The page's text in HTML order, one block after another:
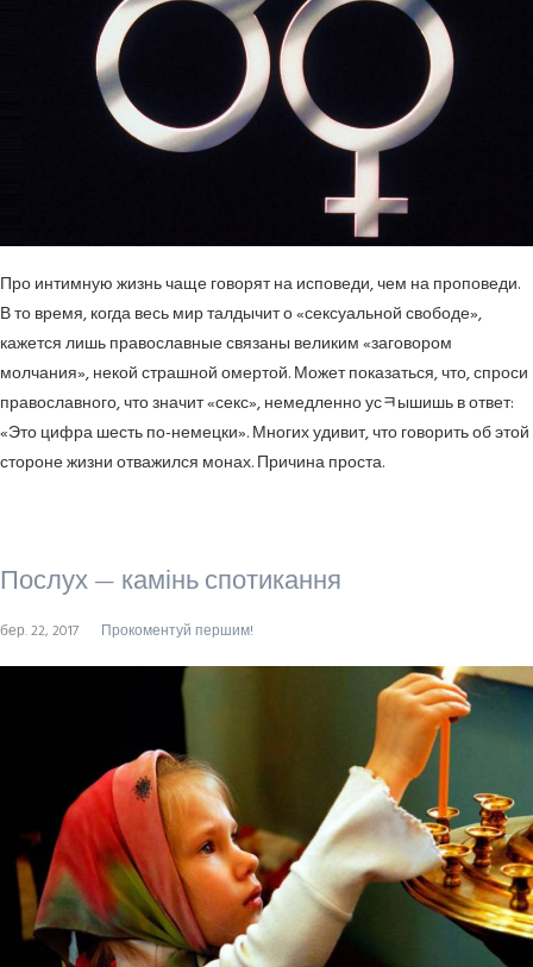
Про интимную жизнь чаще говорят на исповеди, чем на проповеди.
В то время, когда весь мир талдычит о «сексуальной свободе»,
кажется лишь православные связаны великим «заговором
молчания», некой страшной омертой. Может показаться, что, спроси
православного, что значит «секс», немедленно усﾻышишь в ответ:
«Это цифра шесть по-немецки». Многих удивит, что говорить об этой
стороне жизни отважился монах. Причина проста.
Послух — камінь спотикання
бер. 22, 2017 Прокоментуй першим!